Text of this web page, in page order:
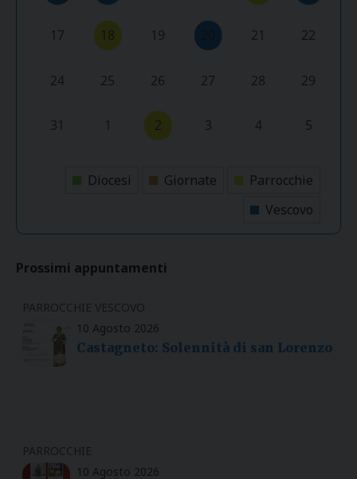
17 18 19 21 22
24 25 26 27 28 29
31 1 2 3 4 5
Diocesi Giornate
Parrocchie
Vescovo
Prossimi appuntamenti
PARROCCHIE VESCOVO
10 Agosto 2026
Castagneto: Solennità di san Lorenzo
PARROCCHIE
10 Agosto 2026